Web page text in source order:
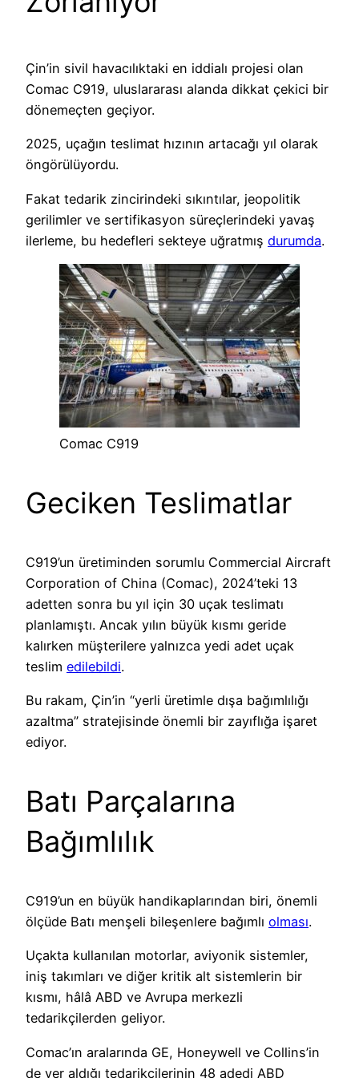
Çin’in sivil havacılıktaki en iddialı projesi olan
Comac C919, uluslararası alanda dikkat çekici bir
dönemeçten geçiyor.
2025, uçağın teslimat hızının artacağı yıl olarak
öngörülüyordu.
Fakat tedarik zincirindeki sıkıntılar, jeopolitik
gerilimler ve sertifikasyon süreçlerindeki yavaş
ilerleme, bu hedefleri sekteye uğratmış durumda.
Comac C919
Geciken Teslimatlar
C919’un üretiminden sorumlu Commercial Aircraft
Corporation of China (Comac), 2024’teki 13
adetten sonra bu yıl için 30 uçak teslimatı
planlamıştı. Ancak yılın büyük kısmı geride
kalırken müşterilere yalnızca yedi adet uçak
teslim edilebildi.
Bu rakam, Çin’in “yerli üretimle dışa bağımlılığı
azaltma” stratejisinde önemli bir zayıflığa işaret
ediyor.
Batı Parçalarına
Bağımlılık
C919’un en büyük handikaplarından biri, önemli
ölçüde Batı menşeli bileşenlere bağımlı olması.
Uçakta kullanılan motorlar, aviyonik sistemler,
iniş takımları ve diğer kritik alt sistemlerin bir
kısmı, hâlâ ABD ve Avrupa merkezli
tedarikçilerden geliyor.
Comac’ın aralarında GE, Honeywell ve Collins’in
de yer aldığı tedarikçilerinin 48 adedi ABD